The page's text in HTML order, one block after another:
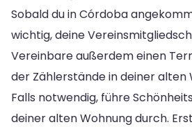
Sobald du in Córdoba
wichtig, deine
Vereinbare außerdem einen
der Zählerstände in deiner alten
Falls notwendig, führe
deiner alten Wohnung durch.